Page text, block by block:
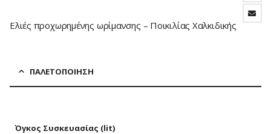
Ελιές προχωρημένης ωρίμανσης – Ποικιλίας Χαλκιδικής
ΠΑΛΕΤΟΠΟΊΗΣΗ
Όγκος Συσκευασίας (lit)